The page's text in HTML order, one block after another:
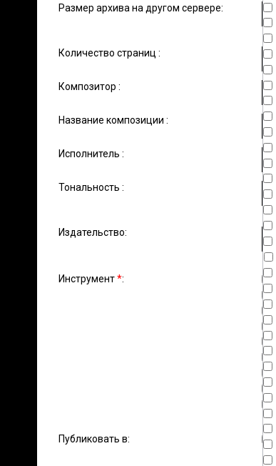
Размер архива на другом сервере:
Количество страниц :
Композитор :
Название композиции :
Исполнитель :
Тональность :
Издательство:
Инструмент*:
Публиковать в: